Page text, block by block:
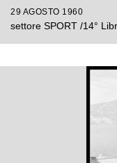
29 AGOSTO 1960
settore SPORT /14°